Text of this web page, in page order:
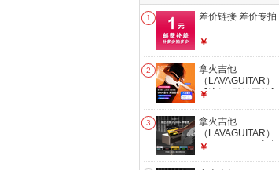
1 差价链接 差价专拍
￥
2
拿火吉他
（LAVAGUITAR）
【浪姐7孙怡同款】
能自动挡民谣弹唱初
学吉他 白色
【700+音色自由弹
唱】
￥
3
拿火吉他
（LAVAGUITAR）
LAVA STUDIO拿火
￥